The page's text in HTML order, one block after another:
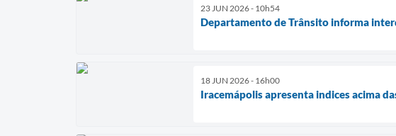
23 JUN 2026 - 10h54
Departamento de Trânsito informa
18 JUN 2026 - 16h00
Iracemápolis apresenta indices acima